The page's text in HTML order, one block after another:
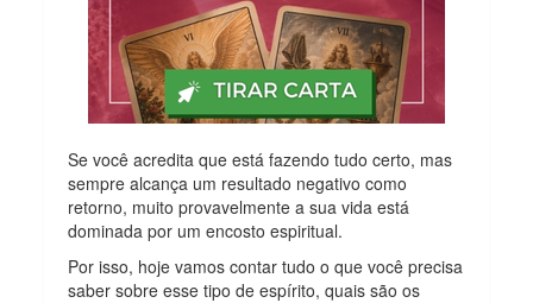
Se você acredita que está fazendo tudo certo, mas
sempre alcança um resultado negativo como
retorno, muito provavelmente a sua vida está
dominada por um encosto espiritual.
Por isso, hoje vamos contar tudo o que você precisa
saber sobre esse tipo de espírito, quais são os